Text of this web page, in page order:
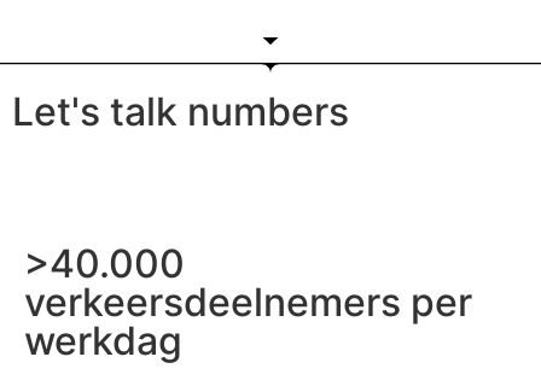
Let's talk numbers
>40.000
verkeersdeelnemers per
werkdag